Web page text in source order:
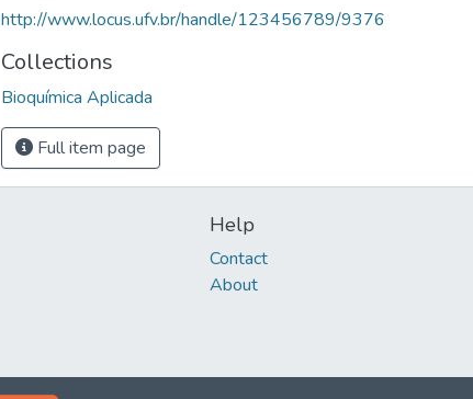
http://www.locus.ufv.br/handle/123456789/9376
Collections
Bioquímica Aplicada
Full item page
Help
Contact
About